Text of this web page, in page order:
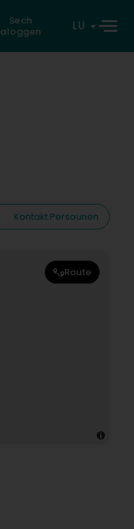
Sech
aloggen
LU
Kontakt Persounen
Route